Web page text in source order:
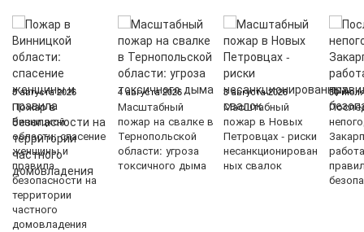
5 августа 2026
Пожар в
Винницкой
области: спасение
женщины и
правила
безопасности на
территории
частного
домовладения
4 августа 2026
Масштабный
пожар на свалке в
Тернопольской
области: угроза
токсичного дыма
3 августа 2026
Масштабный
пожар в Новых
Петровцах - риски
несанкционирован
ных свалок
30